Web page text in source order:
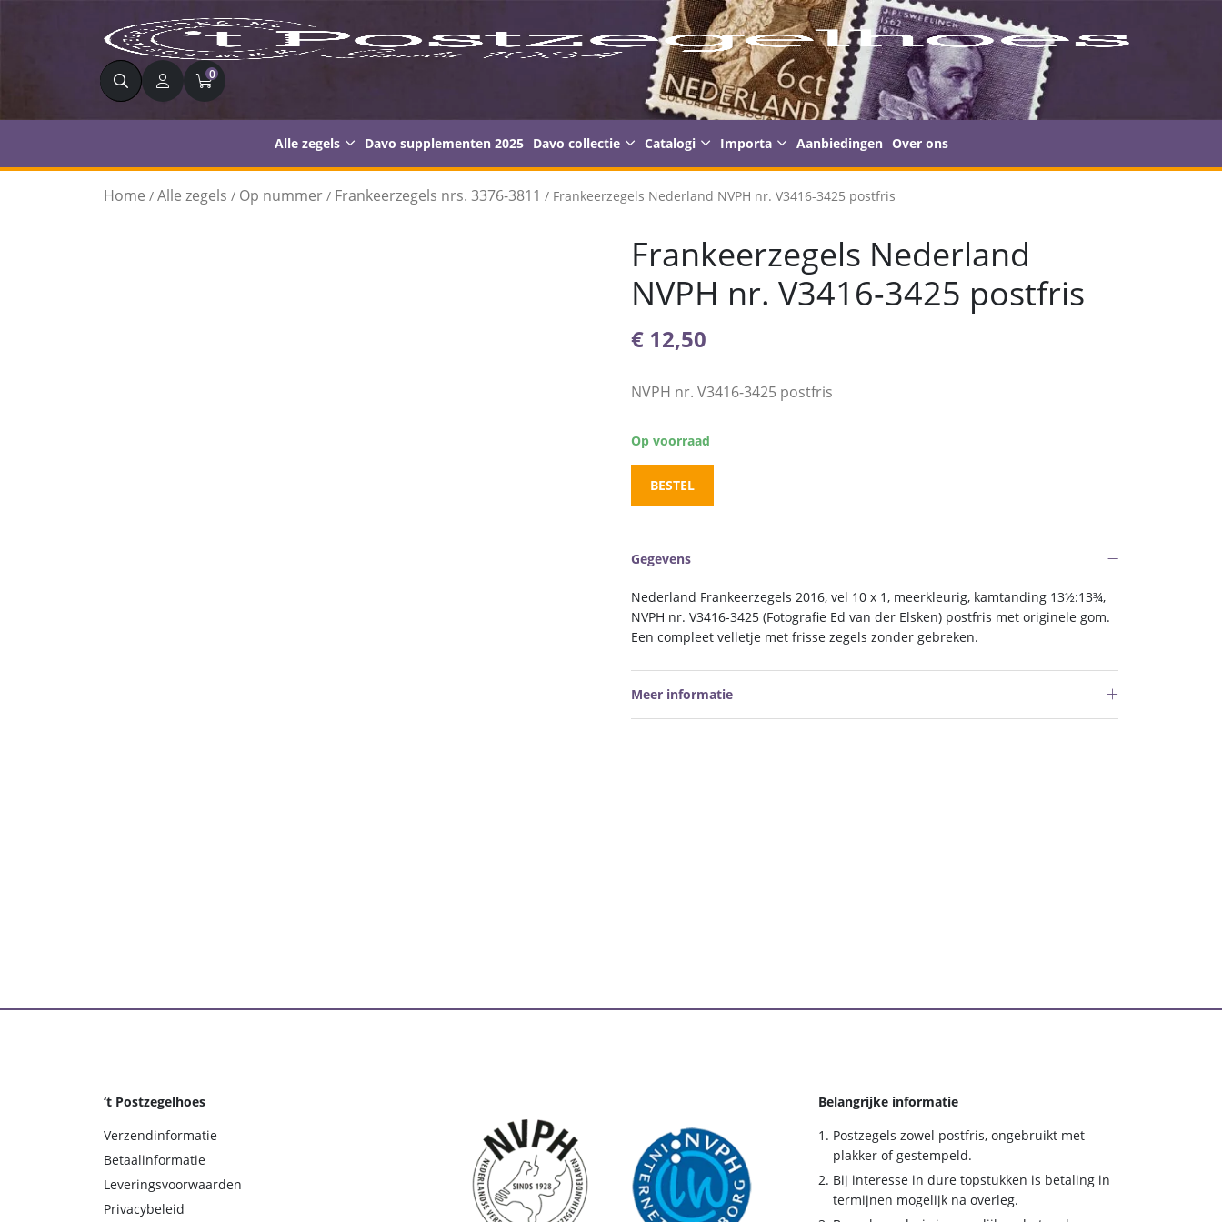
Zoeken 0
Alle zegels Davo supplementen 2025 Davo collectie Catalogi Importa Aanbiedingen Over ons
Home / Alle zegels / Op nummer / Frankeerzegels nrs. 3376-3811 / Frankeerzegels Nederland NVPH nr. V3416-3425 postfris
Frankeerzegels Nederland
NVPH nr. V3416-3425 postfris
€ 12,50
NVPH nr. V3416-3425 postfris
Op voorraad
BESTEL
Gegevens
Nederland Frankeerzegels 2016, vel 10 x 1, meerkleurig, kamtanding 13½:13¾,
NVPH nr. V3416-3425 (Fotografie Ed van der Elsken) postfris met originele gom.
Een compleet velletje met frisse zegels zonder gebreken.
Meer informatie
‘t Postzegelhoes
Verzendinformatie
Betaalinformatie
Leveringsvoorwaarden
Privacybeleid
Belangrijke informatie
Postzegels zowel postfris, ongebruikt met
plakker of gestempeld.
Bij interesse in dure topstukken is betaling in
termijnen mogelijk na overleg.